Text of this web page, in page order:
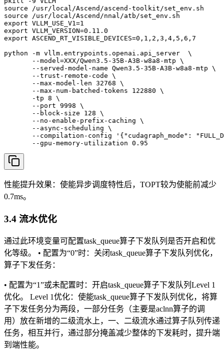
source /usr/local/Ascend/ascend-toolkit/set_env.sh
source /usr/local/Ascend/nnal/atb/set_env.sh
export VLLM_USE_V1=1
export VLLM_VERSION=0.11.0
export ASCEND_RT_VISIBLE_DEVICES=0,1,2,3,4,5,6,7
python -m vllm.entrypoints.openai.api_server  \
       --model=XXX/Qwen3.5-35B-A3B-w8a8-mtp \
       --served-model-name Qwen3.5-35B-A3B-w8a8-mtp \
       --trust-remote-code \
       --max-model-len 32768 \
       --max-num-batched-tokens 122880 \
       -tp 8 \
       --port 9998 \
       --block-size 128 \
       --no-enable-prefix-caching \
       --async-scheduling \
--compilation-config '{"cudagraph_mode":
       --gpu-memory-utilization 0.95
性能提升效果：使能异步调度特性后，TOPT较为使能前减少
0.7ms。
3.4 流水优化
通过此环境变量可配置task_queue算子下发队列是否开启和优
化等级。 • 配置为“0”时：关闭task_queue算子下发队列优化，
算子下发任务：
• 配置为“1”或未配置时：开启task_queue算子下发队列Level 1
优化。 Level 1优化：使能task_queue算子下发队列优化，将算
子下发任务分为两段，一部分任务（主要是aclnn算子的调
用）放在新增的二级流水上，一、二级流水通过算子队列传递
任务，相互并行，通过部分掩盖减少整体的下发耗时，提升端
到端性能。